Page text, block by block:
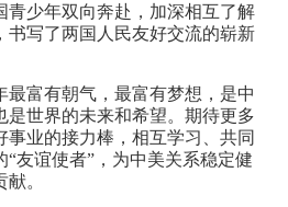
青少年双向奔赴，加深相互了解
书写了两国人民友好交流的崭新
最富有朝气，最富有梦想，是中
是世界的未来和希望。期待更多
事业的接力棒，相互学习、共同
友谊使者”，为中美关系稳定健
。